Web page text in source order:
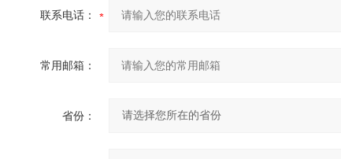
联系电话：
常用邮箱：
省份：